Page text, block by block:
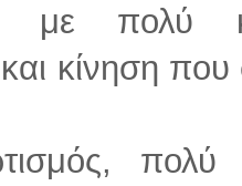
με πολύ
κίνηση
πολύ